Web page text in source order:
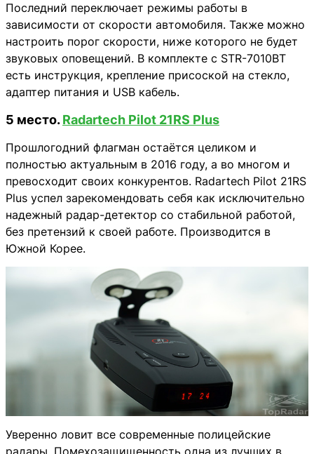
Последний переключает режимы работы в
зависимости от скорости автомобиля. Также можно
настроить порог скорости, ниже которого не будет
звуковых оповещений. В комплекте с STR-7010BT
есть инструкция, крепление присоской на стекло,
адаптер питания и USB кабель.
5 место.Radartech Pilot 21RS Plus
Прошлогодний флагман остаётся целиком и
полностью актуальным в 2016 году, а во многом и
превосходит своих конкурентов. Radartech Pilot 21RS
Plus успел зарекомендовать себя как исключительно
надежный радар-детектор со стабильной работой,
без претензий к своей работе. Производится в
Южной Корее.
Уверенно ловит все современные полицейские
радары. Помехозащищенность одна из лучших в